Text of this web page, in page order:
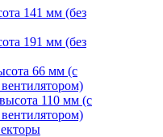
141 мм (без
191 мм (без
66 мм (с
110 мм (с